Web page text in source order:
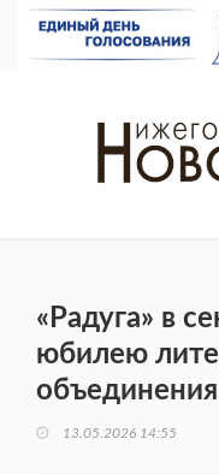
«Радуга» в
юбилею
объединения
13.05.2026 14:55